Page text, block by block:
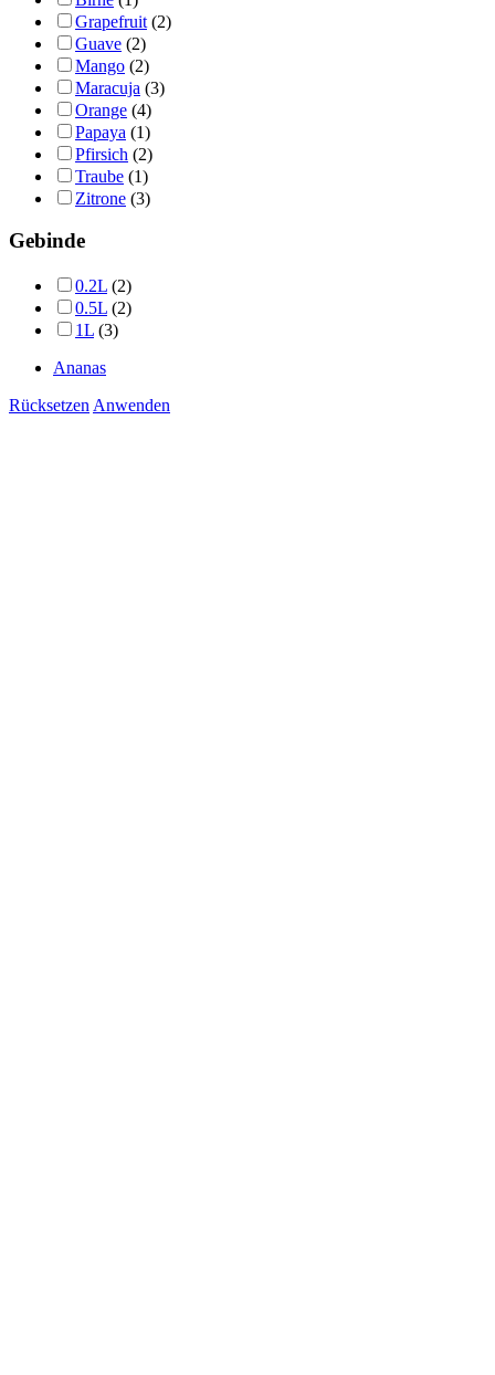
Grapefruit (2)
Guave (2)
Mango (2)
Maracuja (3)
Orange (4)
Papaya (1)
Pfirsich (2)
Traube (1)
Zitrone (3)
Gebinde
0.2L (2)
0.5L (2)
1L (3)
Ananas
Rücksetzen Anwenden